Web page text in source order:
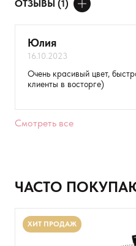
ОТЗЫВЫ (1)
Ваше имя
Товар
Расскажите о
Юлия
16.10.2023
Очень красивый цвет,
клиенты в восторге)
Смотреть все
ЧАСТО
ХИТ ПРОДАЖ